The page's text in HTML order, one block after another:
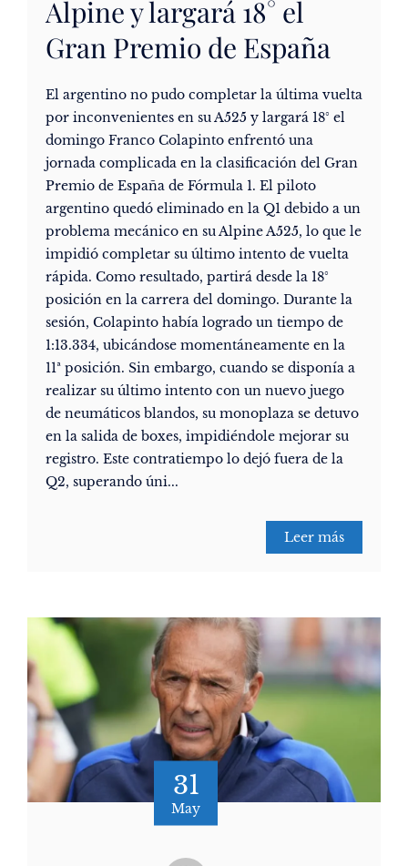
Alpine y largará 18° el
Gran Premio de España
El argentino no pudo completar la última vuelta
por inconvenientes en su A525 y largará 18° el
domingo Franco Colapinto enfrentó una
jornada complicada en la clasificación del Gran
Premio de España de Fórmula 1. El piloto
argentino quedó eliminado en la Q1 debido a un
problema mecánico en su Alpine A525, lo que le
impidió completar su último intento de vuelta
rápida. Como resultado, partirá desde la 18°
posición en la carrera del domingo. Durante la
sesión, Colapinto había logrado un tiempo de
1:13.334, ubicándose momentáneamente en la
11ª posición. Sin embargo, cuando se disponía a
realizar su último intento con un nuevo juego
de neumáticos blandos, su monoplaza se detuvo
en la salida de boxes, impidiéndole mejorar su
registro. Este contratiempo lo dejó fuera de la
Q2, superando úni...
Leer más
31
May